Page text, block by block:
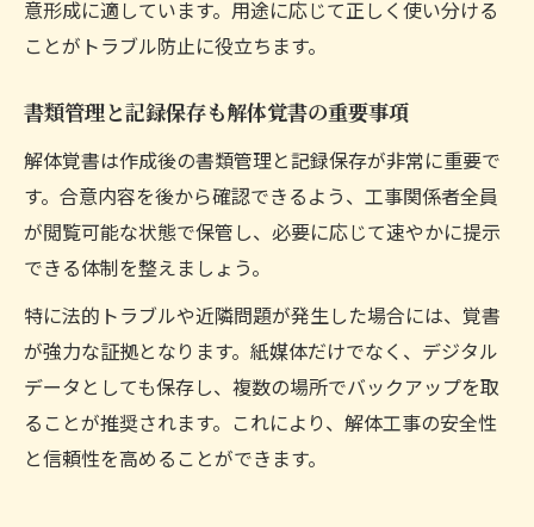
意形成に適しています。用途に応じて正しく使い分ける
ことがトラブル防止に役立ちます。
書類管理と記録保存も解体覚書の重要事項
解体覚書は作成後の書類管理と記録保存が非常に重要で
す。合意内容を後から確認できるよう、工事関係者全員
が閲覧可能な状態で保管し、必要に応じて速やかに提示
できる体制を整えましょう。
特に法的トラブルや近隣問題が発生した場合には、覚書
が強力な証拠となります。紙媒体だけでなく、デジタル
データとしても保存し、複数の場所でバックアップを取
ることが推奨されます。これにより、解体工事の安全性
と信頼性を高めることができます。